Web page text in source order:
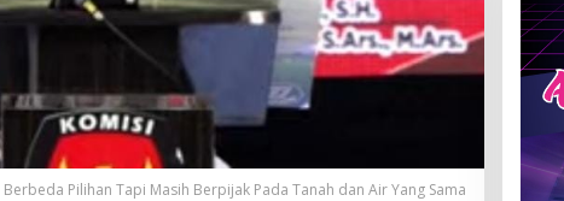
Pilihan Tapi Masih Berpijak Pada Tanah dan Air Yang Sama